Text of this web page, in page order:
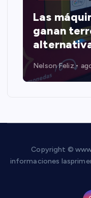
Las
ganan
Nelson Feliz
Copyright ©
informaciones